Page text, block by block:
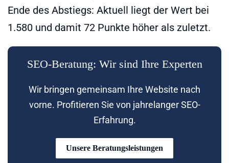
Ende des Abstiegs: Aktuell liegt der Wert bei
1.580 und damit 72 Punkte höher als zuletzt.
SEO-Beratung: Wir sind Ihre Experten
Wir bringen gemeinsam Ihre Website nach
vorne. Profitieren Sie von jahrelanger SEO-
Erfahrung.
Unsere Beratungsleistungen